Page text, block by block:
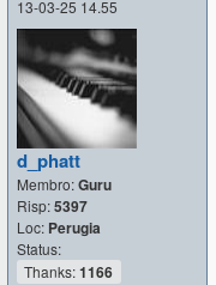
13-03-25 14.55
d_phatt
Membro:Guru
Risp:5397
Loc: Perugia
Status:
Thanks:1166